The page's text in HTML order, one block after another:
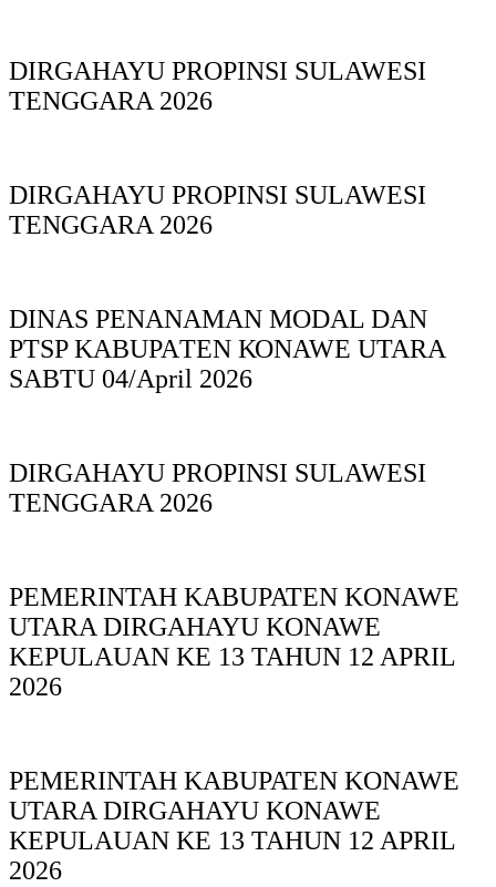
DIRGAHAYU PROPINSI SULAWESI
TENGGARA 2026
DIRGAHAYU PROPINSI SULAWESI
TENGGARA 2026
DINAS PΕΝΑΝΑΜAN MODAL DAN
PTSP KABUPAΤΕΝ ΚΟNAWE UTARA
SABTU 04/April 2026
DIRGAHAYU PROPINSI SULAWESI
TENGGARA 2026
PEMERINTAH KABUPATEN KONAWE
UTARA DIRGAHAYU KONAWE
KEPULAUAN KE 13 TAHUN 12 APRIL
2026
PEMERINTAH KABUPATEN KONAWE
UTARA DIRGAHAYU KONAWE
KEPULAUAN KE 13 TAHUN 12 APRIL
2026